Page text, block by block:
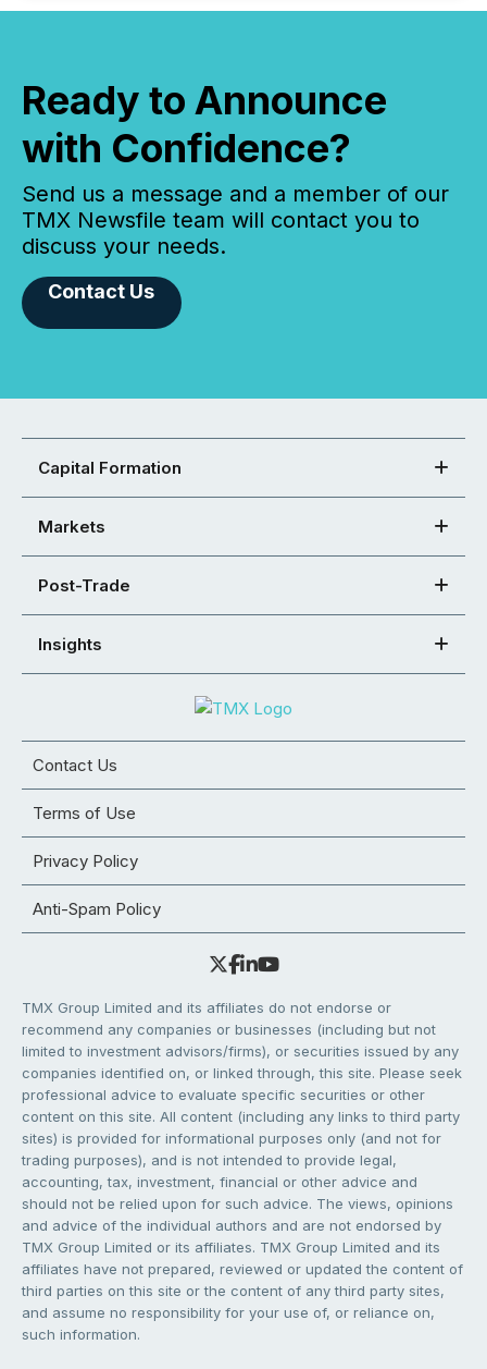
Ready to Announce
with Confidence?
Send us a message and a member of our
TMX Newsfile team will contact you to
discuss your needs.
Contact Us
Capital Formation
Markets
Post-Trade
Insights
Contact Us
Terms of Use
Privacy Policy
Anti-Spam Policy
TMX Group Limited and its affiliates do not endorse or
recommend any companies or businesses (including but not
limited to investment advisors/firms), or securities issued by any
companies identified on, or linked through, this site. Please seek
professional advice to evaluate specific securities or other
content on this site. All content (including any links to third party
sites) is provided for informational purposes only (and not for
trading purposes), and is not intended to provide legal,
accounting, tax, investment, financial or other advice and
should not be relied upon for such advice. The views, opinions
and advice of the individual authors and are not endorsed by
TMX Group Limited or its affiliates. TMX Group Limited and its
affiliates have not prepared, reviewed or updated the content of
third parties on this site or the content of any third party sites,
and assume no responsibility for your use of, or reliance on,
such information.